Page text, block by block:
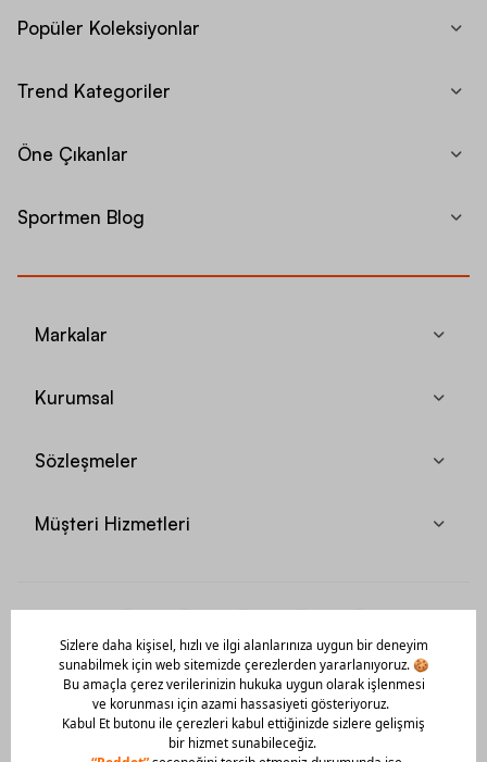
Popüler Koleksiyonlar
Trend Kategoriler
Öne Çıkanlar
Sportmen Blog
Markalar
Kurumsal
Sözleşmeler
Müşteri Hizmetleri
Mobil Uygulamamızı Hemen İndir!